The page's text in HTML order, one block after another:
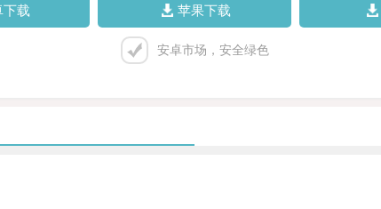
下载 苹果下载
安卓市场，安全绿色